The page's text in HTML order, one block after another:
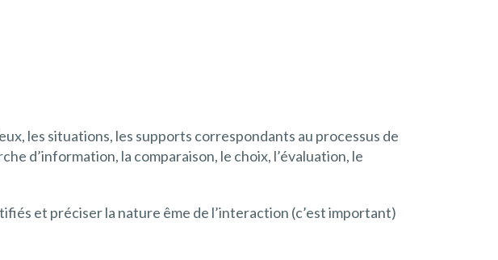
les situations, les supports correspondants au processus de
d’information, la comparaison, le choix, l’évaluation, le
et préciser la nature ême de l’interaction (c’est important)